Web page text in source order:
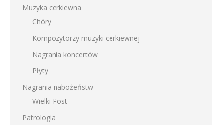
Muzyka cerkiewna
Chóry
Kompozytorzy muzyki cerkiewnej
Nagrania koncertów
Płyty
Nagrania nabożeństw
Wielki Post
Patrologia